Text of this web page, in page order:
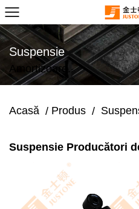
Suspensie
Amortizoare.
Acasă / Produs /
Suspensie Producători